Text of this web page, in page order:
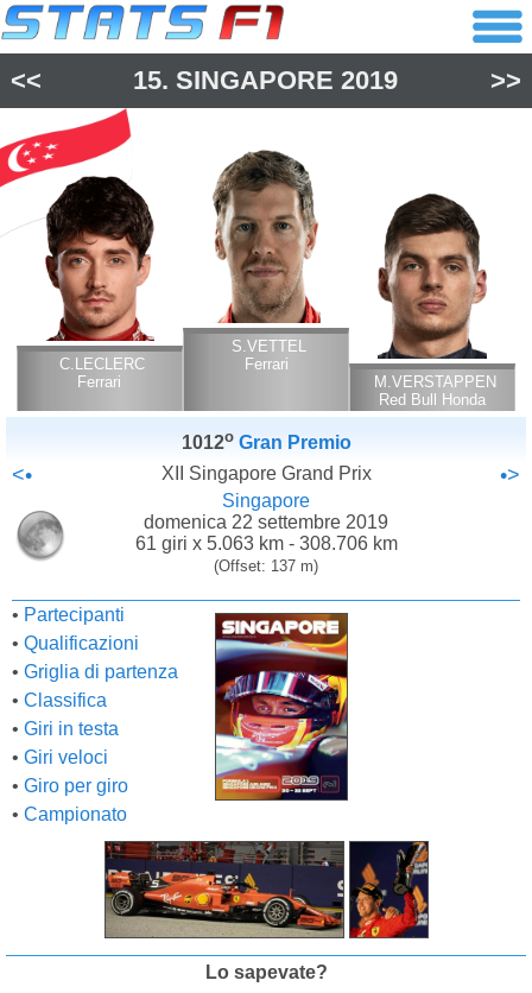
<< 15. SINGAPORE 2019 >>
C.LECLERC
Ferrari
S.VETTEL
Ferrari
M.VERSTAPPEN
Red Bull Honda
1012o Gran Premio
<• XII Singapore Grand Prix •>
Singapore
domenica 22 settembre 2019
61 giri x 5.063 km - 308.706 km
(Offset: 137 m)
• Partecipanti
• Qualificazioni
• Griglia di partenza
• Classifica
• Giri in testa
• Giri veloci
• Giro per giro
• Campionato
Lo sapevate?